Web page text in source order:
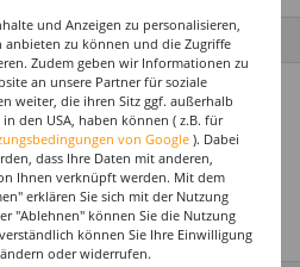
nichttextile Teile tierischen
und Anzeigen zu personalisieren,
zu können und die Zugriffe
Zudem geben wir Informationen zu
an unsere Partner für soziale
weiter, die ihren Sitz ggf. außerhalb
den USA, haben können ( z.B. für
von Google ). Dabei
dass Ihre Daten mit anderen,
Ihnen verknüpft werden. Mit dem
erklären Sie sich mit der Nutzung
"Ablehnen" können Sie die Nutzung
können Sie Ihre Einwilligung
oder widerrufen.